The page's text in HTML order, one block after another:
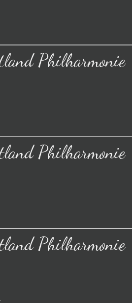
Philharmonie
Philharmonie
Philharmonie